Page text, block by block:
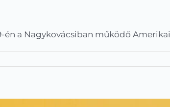
én a Nagykovácsiban működő Amerikai